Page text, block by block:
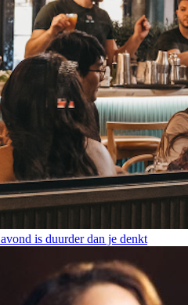
is duurder dan je denkt